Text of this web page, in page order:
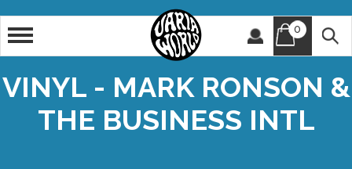
0
VINYL - MARK RONSON &
THE BUSINESS INTL